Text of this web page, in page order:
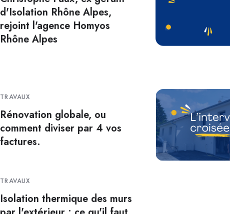
d'Isolation Rhône Alpes,
rejoint l'agence Homyos
Rhône Alpes
TRAVAUX
Rénovation globale, ou
comment diviser par 4 vos
factures.
TRAVAUX
Isolation thermique des murs